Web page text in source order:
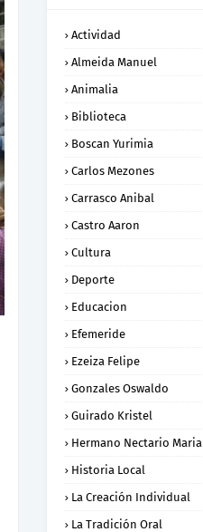
Actividad
Almeida Manuel
Animalia
Biblioteca
Boscan Yurimia
Carlos Mezones
Carrasco Anibal
Castro Aaron
Cultura
Deporte
Educacion
Efemeride
Ezeiza Felipe
Gonzales Oswaldo
Guirado Kristel
Hermano Nectario Maria
Historia Local
La Creación Individual
La Tradición Oral